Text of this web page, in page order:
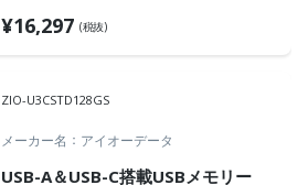
¥16,297 (税抜)
ZIO-U3CSTD128GS
メーカー名 アイオーデータ
USB-A＆USB-C搭載USBメモリー